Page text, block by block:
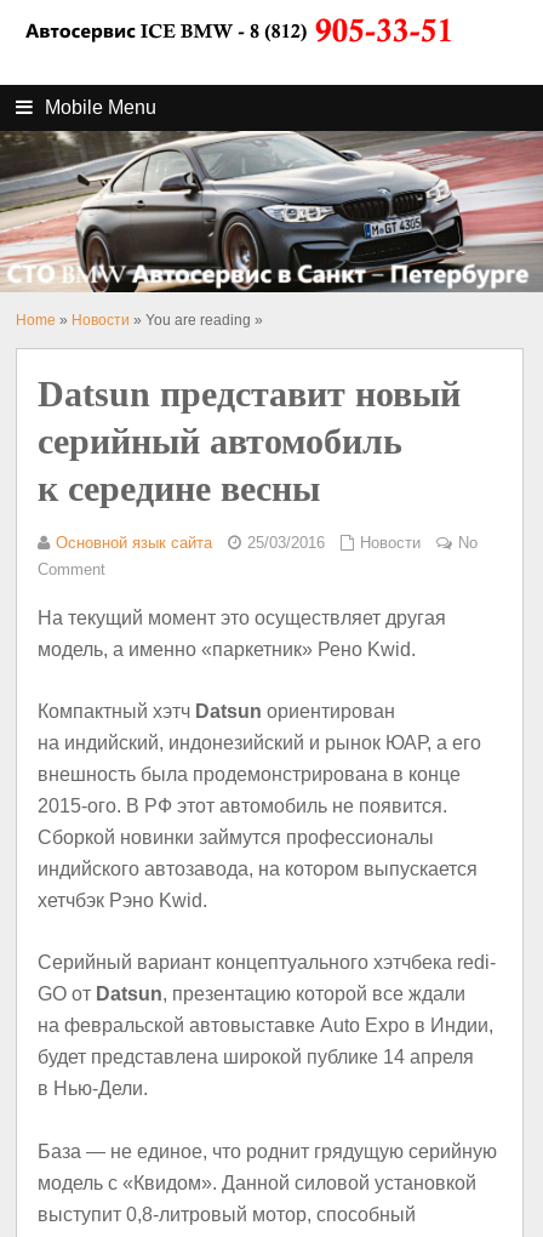
Mobile Menu
Home » Новости » You are reading »
Datsun представит новый
серийный автомобиль
к середине весны
Основной язык сайта 25/03/2016 Новости
No
Comment
На текущий момент это осуществляет другая
модель, а именно «паркетник» Рено Kwid.
Компактный хэтч Datsun ориентирован
на индийский, индонезийский и рынок ЮАР, а его
внешность была продемонстрирована в конце
2015-ого. В РФ этот автомобиль не появится.
Сборкой новинки займутся профессионалы
индийского автозавода, на котором выпускается
хетчбэк Рэно Kwid.
Серийный вариант концептуального хэтчбека redi-
GO от Datsun, презентацию которой все ждали
на февральской автовыставке Auto Expo в Индии,
будет представлена широкой публике 14 апреля
в Нью-Дели.
База — не единое, что роднит грядущую серийную
модель с «Квидом». Данной силовой установкой
выступит 0,8-литровый мотор, способный